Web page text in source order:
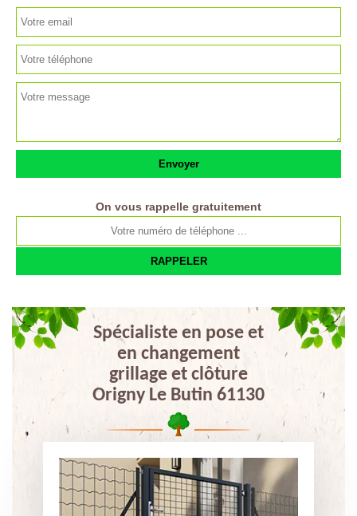
On vous rappelle gratuitement
Spécialiste en pose et
en changement
grillage et clôture
Origny Le Butin 61130